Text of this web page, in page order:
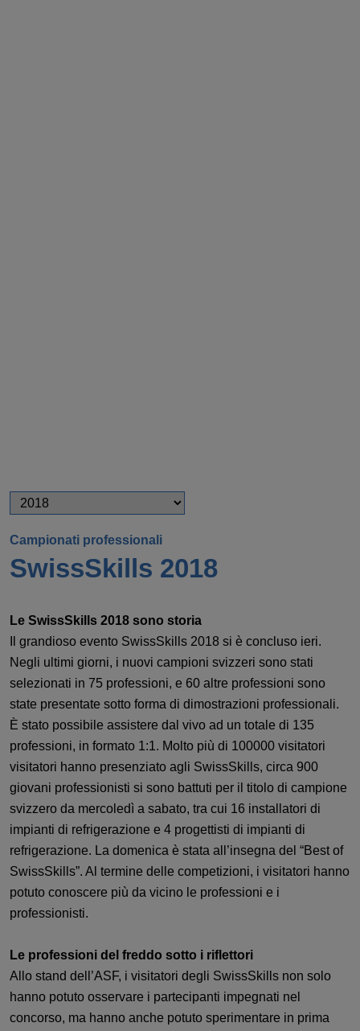
Campionati professionali
SwissSkills 2018
Le SwissSkills 2018 sono storia
Il grandioso evento SwissSkills 2018 si è concluso ieri.
Negli ultimi giorni, i nuovi campioni svizzeri sono stati
selezionati in 75 professioni, e 60 altre professioni sono
state presentate sotto forma di dimostrazioni professionali.
È stato possibile assistere dal vivo ad un totale di 135
professioni, in formato 1:1. Molto più di 100000 visitatori
visitatori hanno presenziato agli SwissSkills, circa 900
giovani professionisti si sono battuti per il titolo di campione
svizzero da mercoledì a sabato, tra cui 16 installatori di
impianti di refrigerazione e 4 progettisti di impianti di
refrigerazione. La domenica è stata all’insegna del “Best of
SwissSkills”. Al termine delle competizioni, i visitatori hanno
potuto conoscere più da vicino le professioni e i
professionisti.
Le professioni del freddo sotto i riflettori
Allo stand dell’ASF, i visitatori degli SwissSkills non solo
hanno potuto osservare i partecipanti impegnati nel
concorso, ma hanno anche potuto sperimentare in prima